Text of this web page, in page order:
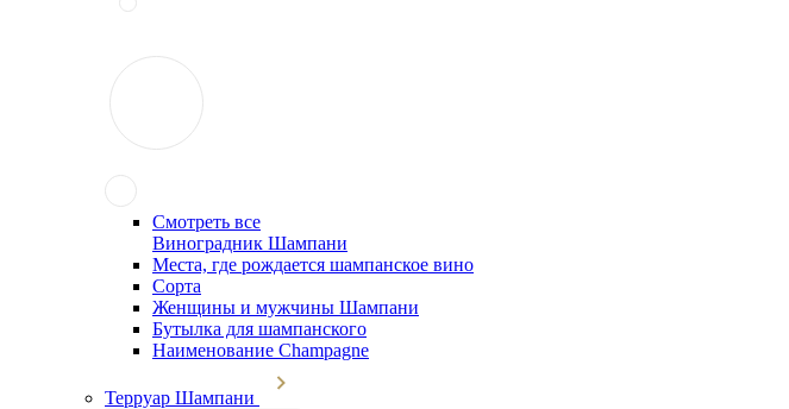
Смотреть все
Виноградник Шампани
Места, где рождается шампанское вино
Сорта
Женщины и мужчины Шампани
Бутылка для шампанского
Наименование Champagne
Терруар Шампани